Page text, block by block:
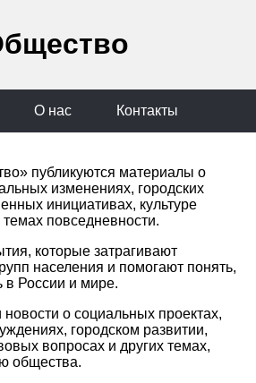
О нас Контакты
публикуются материалы о
изменениях, городских
инициативах, культуре
повседневности.
которые затрагивают
населения и помогают понять,
в России и мире.
о социальных проектах,
городском развитии,
вопросах и других темах,
общества.